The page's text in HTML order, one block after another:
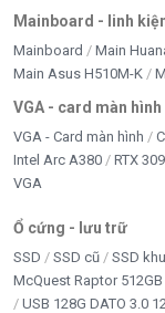
Mainboard - linh
Mainboard Main
Main Asus H510M-K
VGA - card màn hình
VGA - Card màn hình
Intel Arc A380
RTX
VGA
Ổ cứng - lưu trữ
SSD SSD cũ SSD
McQuest Raptor
USB 128G DATO 3.0